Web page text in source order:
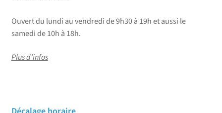
Ouvert du lundi au vendredi de 9h30 à 19h et aussi le
samedi de 10h à 18h.
Plus d’infos